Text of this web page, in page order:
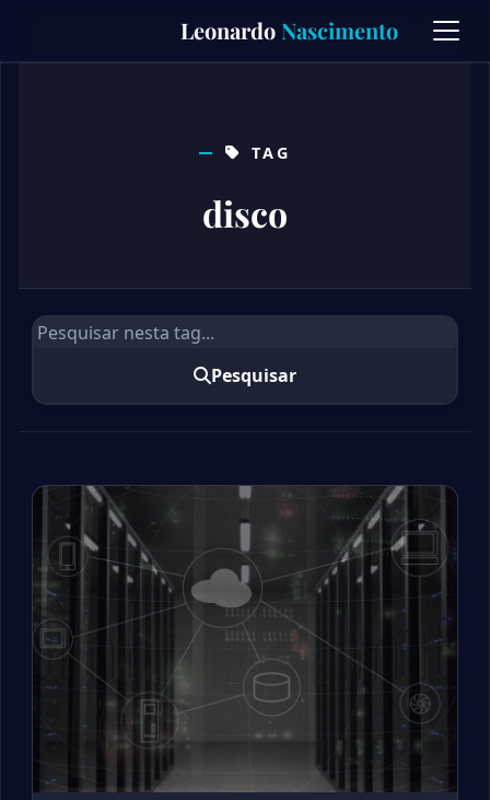
content
Leonardo Nascimento
TAG
disco
Pesquisar